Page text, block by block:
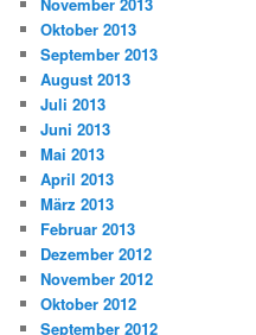
Oktober 2013
September 2013
August 2013
Juli 2013
Juni 2013
Mai 2013
April 2013
März 2013
Februar 2013
Dezember 2012
November 2012
Oktober 2012
September 2012